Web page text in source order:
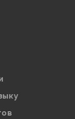
данных в
обработки